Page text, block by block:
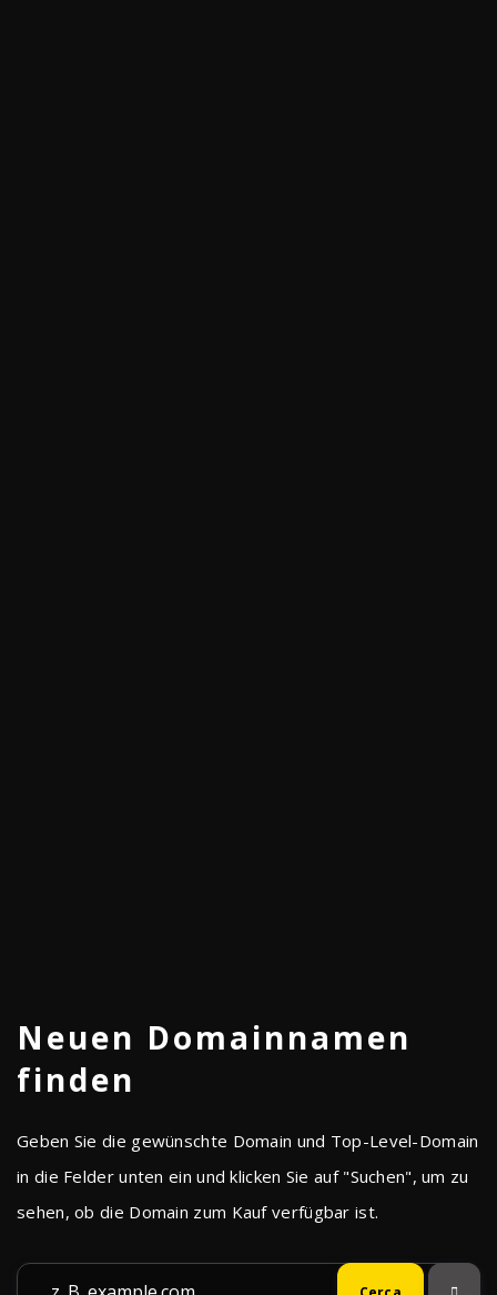
Neuen Domainnamen
finden
Geben Sie die gewünschte Domain und Top-Level-Domain
in die Felder unten ein und klicken Sie auf "Suchen", um zu
sehen, ob die Domain zum Kauf verfügbar ist.
Hosting
Package
Indem Sie uns Ihre geschäftlichen Anforderungen
anvertrauen, garantieren wir Ihnen eine Verfügbarkeit von
99,9 % für alle unsere Dienste, ausgenommen hiervon
Support-Anfragen
ebenfalls weltweit. Wir unterstützen Sie bei Ihrem
Hosting in jeder Hinsicht – Sie erreichen uns bequem per
Telefon, E-Mail oder Live-Chat.
Kontaktieren Sie Uns